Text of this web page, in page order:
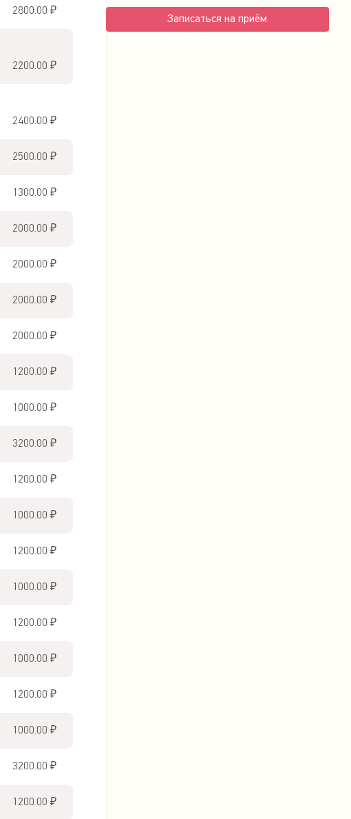
2800.00 ₽
2200.00 ₽
2400.00 ₽
2500.00 ₽
1300.00 ₽
2000.00 ₽
2000.00 ₽
2000.00 ₽
2000.00 ₽
1200.00 ₽
1000.00 ₽
3200.00 ₽
1200.00 ₽
1000.00 ₽
1200.00 ₽
1000.00 ₽
1200.00 ₽
1000.00 ₽
1200.00 ₽
1000.00 ₽
3200.00 ₽
1200.00 ₽
Записаться на приём